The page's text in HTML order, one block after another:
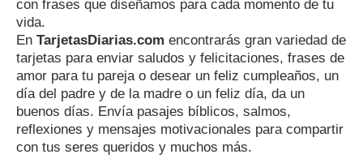
con frases que diseñamos para cada momento de tu
vida.
En TarjetasDiarias.com encontrarás gran variedad de
tarjetas para enviar saludos y felicitaciones, frases de
amor para tu pareja o desear un feliz cumpleaños, un
día del padre y de la madre o un feliz día, da un
buenos días. Envía pasajes bíblicos, salmos,
reflexiones y mensajes motivacionales para compartir
con tus seres queridos y muchos más.